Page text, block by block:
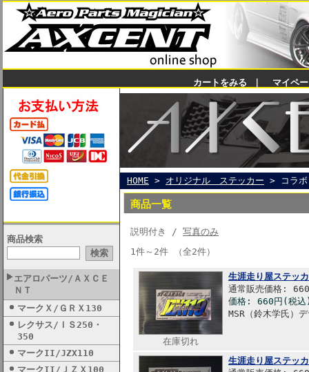
カートをみる マイペ
商品検索
エアロパーツ/ＡＸＣＥ
ＮＴ
マークＸ/ＧＲＸ130
レクサス/ＩＳ250・
350
マークII/JZX110
マークII/ＪＺＸ100
HOME > オリジナル ステッカー > コラボ
商品一覧
説明付き / 写真のみ
1件～2件 （全2件）
在庫切れ
生涯走り屋ステッ
通常販売価格:
価格: 660円(税
MSR（鈴木学氏）
生涯走り屋ステッ